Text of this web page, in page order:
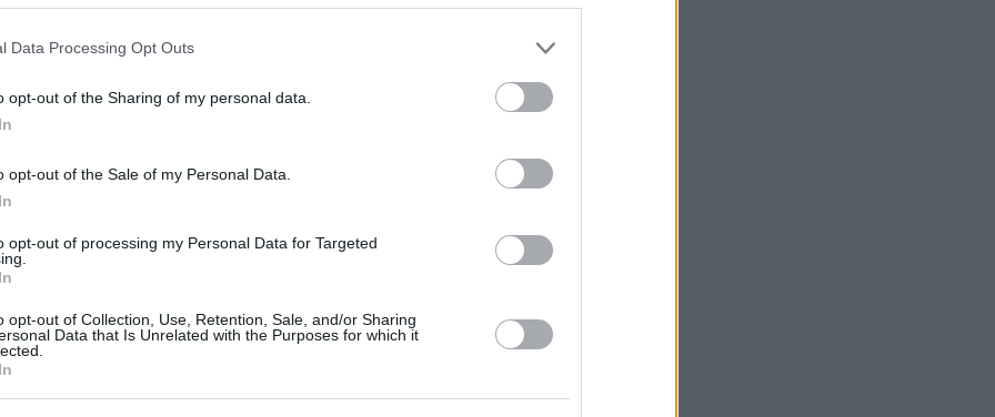
Data Processing Opt Outs
opt-out of the Sharing of my personal data.
opt-out of the Sale of my Personal Data.
opt-out of processing my Personal Data for Targeted
opt-out of Collection, Use, Retention, Sale, and/or Sharing
Data that Is Unrelated with the Purposes for which it
all’estero a causa dei prezzi
Aldi/FB
portato Orbán alla sua più grande maggioranza
reddito personale per le famiglie che allevano figli
economica. Inoltre, la Banca nazionale ungherese
18%, per proteggere il fiorino da un possibile
nonostante i suoi molteplici tentativi.